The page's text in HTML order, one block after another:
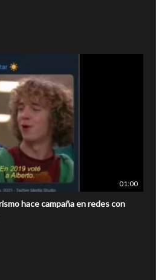
01:00
hace campaña en redes con